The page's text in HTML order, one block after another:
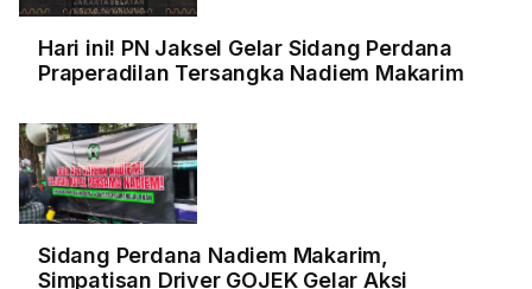
Hari ini! PN Jaksel Gelar Sidang Perdana
Praperadilan Tersangka Nadiem Makarim
Sidang Perdana Nadiem Makarim,
Simpatisan Driver GOJEK Gelar Aksi